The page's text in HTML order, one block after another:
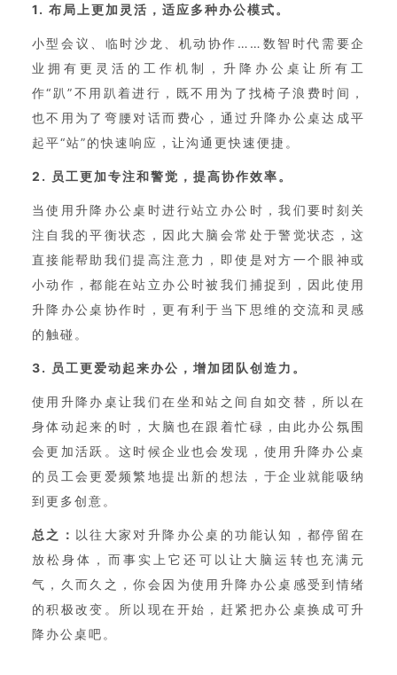
1. 布局上更加灵活，适应多种办公模式。
小型会议、临时沙龙、机动协作……数智时代需要企
业拥有更灵活的工作机制，升降办公桌让所有工
作“趴”不用趴着进行，既不用为了找椅子浪费时间，
也不用为了弯腰对话而费心，通过升降办公桌达成平
起平“站”的快速响应，让沟通更快速便捷。
2. 员工更加专注和警觉，提高协作效率。
当使用升降办公桌时进行站立办公时，我们要时刻关
注自我的平衡状态，因此大脑会常处于警觉状态，这
直接能帮助我们提高注意力，即使是对方一个眼神或
小动作，都能在站立办公时被我们捕捉到，因此使用
升降办公桌协作时，更有利于当下思维的交流和灵感
的触碰。
3. 员工更爱动起来办公，增加团队创造力。
使用升降办桌让我们在坐和站之间自如交替，所以在
身体动起来的时，大脑也在跟着忙碌，由此办公氛围
会更加活跃。这时候企业也会发现，使用升降办公桌
的员工会更爱频繁地提出新的想法，于企业就能吸纳
到更多创意。
总之： 以往大家对升降办公桌的功能认知，都停留在
放松身体，而事实上它还可以让大脑运转也充满元
气，久而久之，你会因为使用升降办公桌感受到情绪
的积极改变。所以现在开始，赶紧把办公桌换成可升
降办公桌吧。